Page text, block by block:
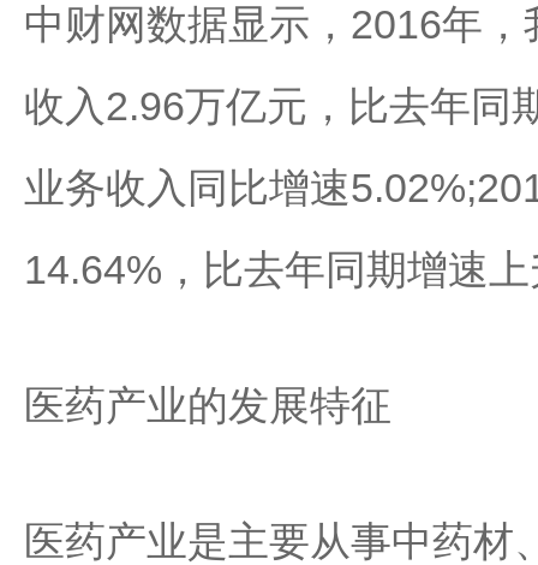
中财网数据显示，2016年
收入2.96万亿元，比去年同
业务收入同比增速
14.64%，比去年同期增速
医药产业的发展特征
医药产业是主要从事中药材